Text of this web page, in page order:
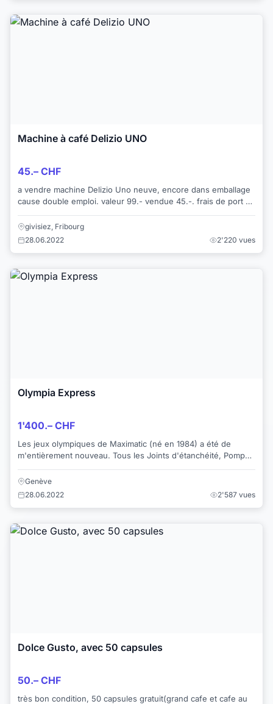
Machine à café Delizio UNO
45.– CHF
a vendre machine Delizio Uno neuve, encore dans emballage
cause double emploi. valeur 99.- vendue 45.-. frais de port en
givisiez, Fribourg
28.06.2022
2'220 vues
Olympia Express
1'400.– CHF
Les jeux olympiques de Maximatic (né en 1984) a été de
m'entièrement nouveau. Tous les Joints d'étanchéité, Pompe,
Électrovanne, Chauffage, Câblag...
Genève
28.06.2022
2'587 vues
Dolce Gusto, avec 50 capsules
50.– CHF
très bon condition, 50 capsules gratuit(grand cafe et cafe au